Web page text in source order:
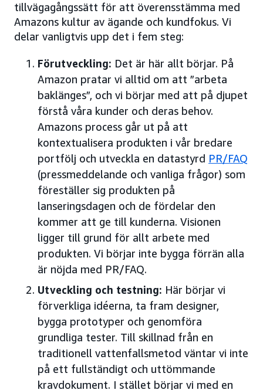
tillvägagångssätt för att överensstämma med
Amazons kultur av ägande och kundfokus. Vi
delar vanligtvis upp det i fem steg:
Förutveckling: Det är här allt börjar. På
Amazon pratar vi alltid om att ”arbeta
baklänges”, och vi börjar med att på djupet
förstå våra kunder och deras behov.
Amazons process går ut på att
kontextualisera produkten i vår bredare
portfölj och utveckla en datastyrd PR/FAQ
(pressmeddelande och vanliga frågor) som
föreställer sig produkten på
lanseringsdagen och de fördelar den
kommer att ge till kunderna. Visionen
ligger till grund för allt arbete med
produkten. Vi börjar inte bygga förrän alla
är nöjda med PR/FAQ.
Utveckling och testning: Här börjar vi
förverkliga idéerna, ta fram designer,
bygga prototyper och genomföra
grundliga tester. Till skillnad från en
traditionell vattenfallsmetod väntar vi inte
på ett fullständigt och uttömmande
kravdokument. I stället börjar vi med en